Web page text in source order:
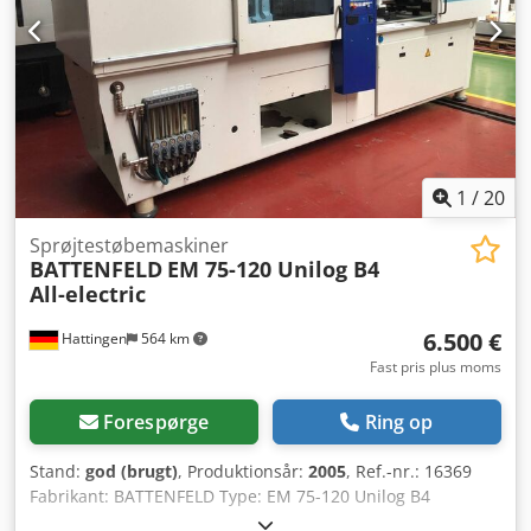
Maksimal for-sikring gL: 50 A
Kortslutningsafbrydelsesevne: kA Hvis du har spørgsmål
eller brug for flere oplysninger, er du velkommen til at
kontakte os pr. mail eller telefon.
1 /20
Hattingen 564 km
Sprøjtestøbemaskiner
BATTENFELD EM 75-120 Unilog B4
All-electric
6.500 €
Fast pris plus moms
Forespørge Ring op
Stand: god (brugt), Produktionsår: 2005, Ref.-nr.: 16369
Fabrikant: BATTENFELD Type: EM 75-120 Unilog B4
fuldelektrisk Årgang: 2005 Lukkesenhed Lukkekraft: 75 ton